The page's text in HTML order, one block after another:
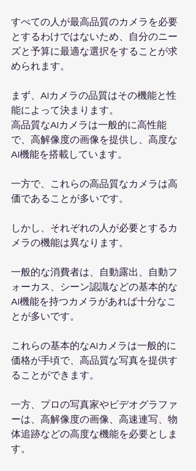
すべての人が最高品質のカメラを必要
とするわけではないため、自分のニー
ズと予算に最適な選択をすることが求
められます。
まず、AIカメラの品質はその機能と性
能によって決まります。
高品質なAIカメラは一般的に高性能
で、高解像度の画像を提供し、高度な
AI機能を搭載しています。
一方で、これらの高品質なカメラは高
価であることが多いです。
しかし、それぞれの人が必要とするカ
メラの機能は異なります。
一般的な消費者は、自動露出、自動フ
ォーカス、シーン認識などの基本的な
AI機能を持つカメラがあれば十分なこ
とが多いです。
これらの基本的なAIカメラは一般的に
価格が手頃で、高品質な写真を提供す
ることができます。
一方、プロの写真家やビデオグラファ
ーは、高解像度の画像、高速連写、物
体追跡などの高度な機能を必要としま
す。